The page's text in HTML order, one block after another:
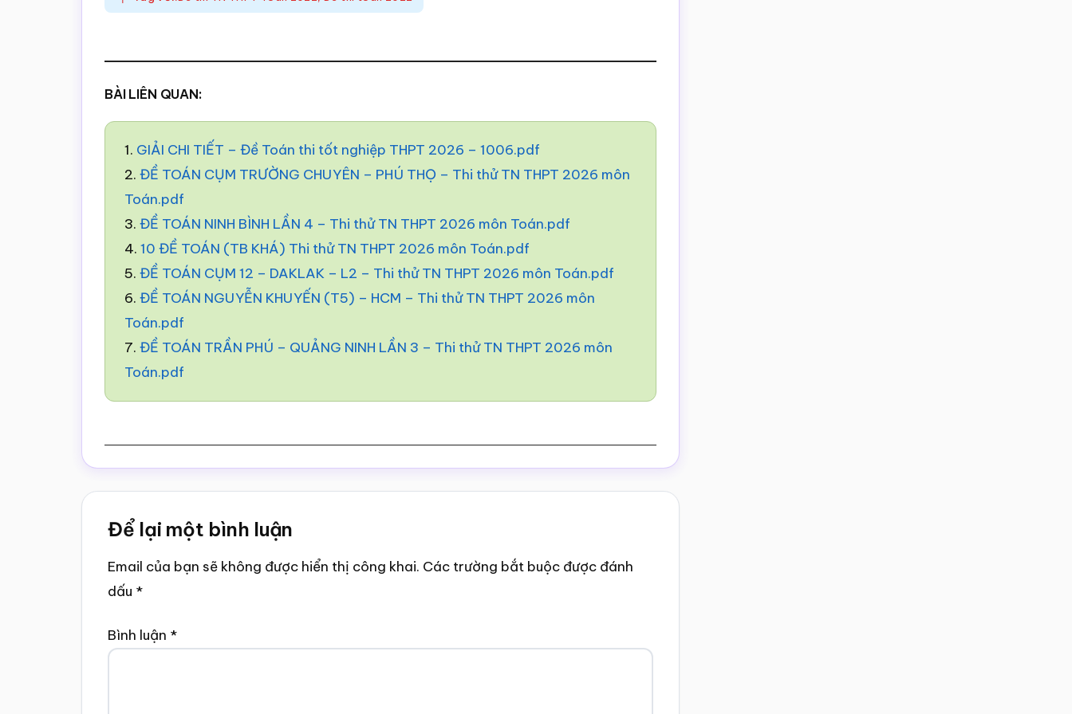
BÀI LIÊN QUAN:
1. GIẢI CHI TIẾT – Đề Toán thi tốt nghiệp THPT 2026 – 1006.pdf
2. ĐỀ TOÁN CỤM TRƯỜNG CHUYÊN – PHÚ THỌ – Thi thử TN THPT 2026 môn
Toán.pdf
3. ĐỀ TOÁN NINH BÌNH LẦN 4 – Thi thử TN THPT 2026 môn Toán.pdf
4. 10 ĐỀ TOÁN (TB KHÁ) Thi thử TN THPT 2026 môn Toán.pdf
5. ĐỀ TOÁN CỤM 12 – DAKLAK – L2 – Thi thử TN THPT 2026 môn Toán.pdf
6. ĐỀ TOÁN NGUYỄN KHUYẾN (T5) – HCM – Thi thử TN THPT 2026 môn
Toán.pdf
7. ĐỀ TOÁN TRẦN PHÚ – QUẢNG NINH LẦN 3 – Thi thử TN THPT 2026 môn
Toán.pdf
Reader
Interactions
Để lại một bình luận
Email của bạn sẽ không được hiển thị công khai. Các trường bắt buộc được đánh
dấu *
Bình luận *